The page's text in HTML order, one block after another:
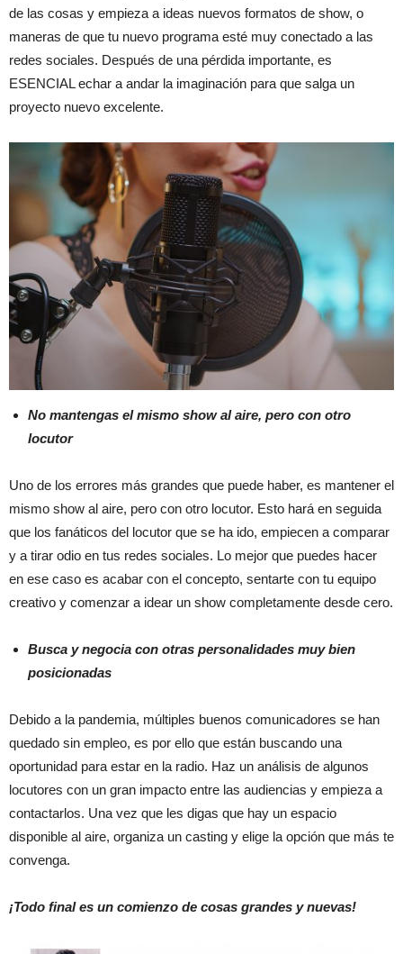
de las cosas y empieza a ideas nuevos formatos de show, o
maneras de que tu nuevo programa esté muy conectado a las
redes sociales. Después de una pérdida importante, es
ESENCIAL echar a andar la imaginación para que salga un
proyecto nuevo excelente.
No mantengas el mismo show al aire, pero con otro
locutor
Uno de los errores más grandes que puede haber, es mantener el
mismo show al aire, pero con otro locutor. Esto hará en seguida
que los fanáticos del locutor que se ha ido, empiecen a comparar
y a tirar odio en tus redes sociales. Lo mejor que puedes hacer
en ese caso es acabar con el concepto, sentarte con tu equipo
creativo y comenzar a idear un show completamente desde cero.
Busca y negocia con otras personalidades muy bien
posicionadas
Debido a la pandemia, múltiples buenos comunicadores se han
quedado sin empleo, es por ello que están buscando una
oportunidad para estar en la radio. Haz un análisis de algunos
locutores con un gran impacto entre las audiencias y empieza a
contactarlos. Una vez que les digas que hay un espacio
disponible al aire, organiza un casting y elige la opción que más te
convenga.
¡Todo final es un comienzo de cosas grandes y nuevas!